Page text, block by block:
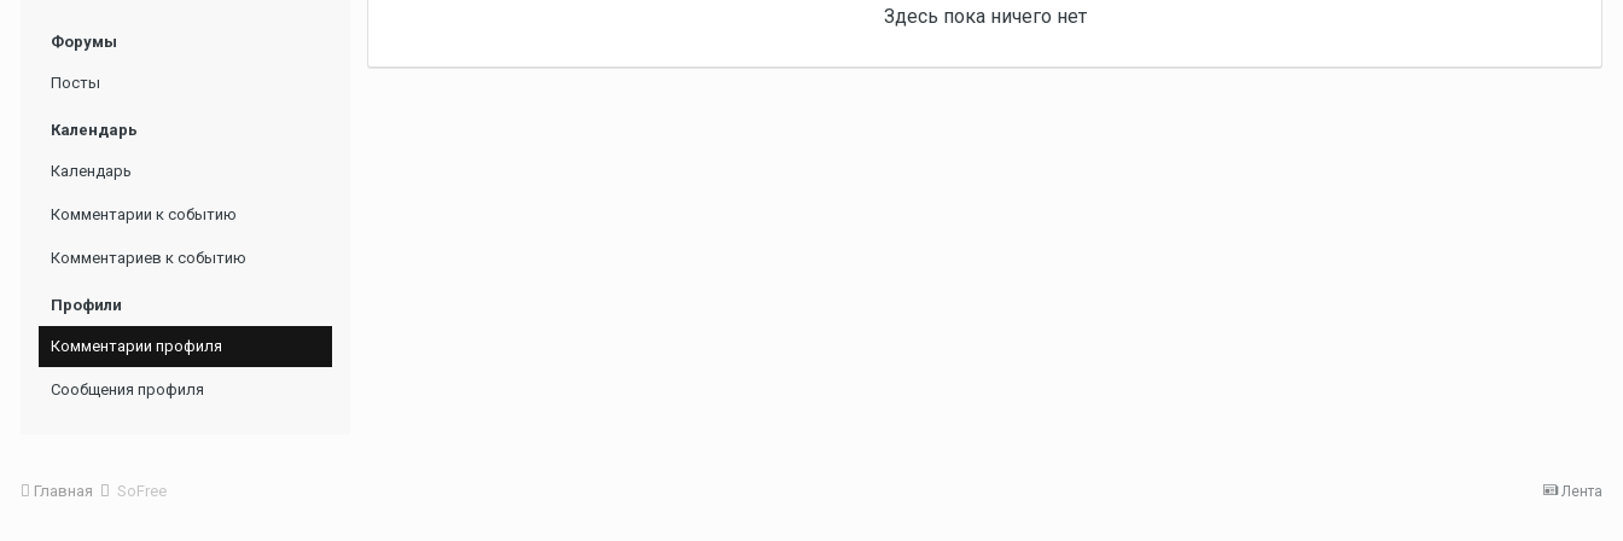
Форумы
Посты
Календарь
Календарь
Комментарии к событию
Комментариев к событию
Профили
Комментарии профиля
Сообщения профиля
Здесь пока ничего нет
Лента
Главная SoFree